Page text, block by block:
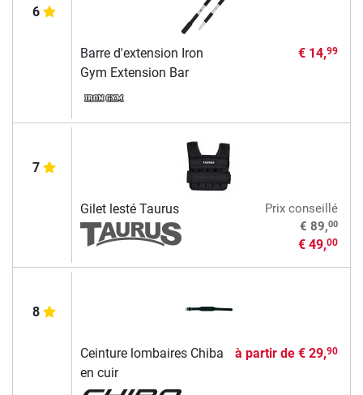
6
Barre d'extension Iron
Gym Extension Bar
€ 14,99
7
Gilet lesté Taurus
Prix conseillé
€ 89,00
€ 49,00
8
Ceinture lombaires Chiba
en cuir
à partir de € 29,90